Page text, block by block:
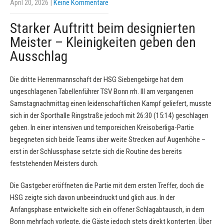
April 20, 2026 Keine Kommentare
Starker Auftritt beim designierten
Meister – Kleinigkeiten geben den
Ausschlag
Die dritte Herrenmannschaft der HSG Siebengebirge hat dem
ungeschlagenen Tabellenführer TSV Bonn rrh. III am vergangenen
Samstagnachmittag einen leidenschaftlichen Kampf geliefert, musste
sich in der Sporthalle Ringstraße jedoch mit 26:30 (15:14) geschlagen
geben. In einer intensiven und temporeichen Kreisoberliga-Partie
begegneten sich beide Teams über weite Strecken auf Augenhöhe –
erst in der Schlussphase setzte sich die Routine des bereits
feststehenden Meisters durch.
Die Gastgeber eröffneten die Partie mit dem ersten Treffer, doch die
HSG zeigte sich davon unbeeindruckt und glich aus. In der
Anfangsphase entwickelte sich ein offener Schlagabtausch, in dem
Bonn mehrfach vorlegte, die Gäste jedoch stets direkt konterten. Über